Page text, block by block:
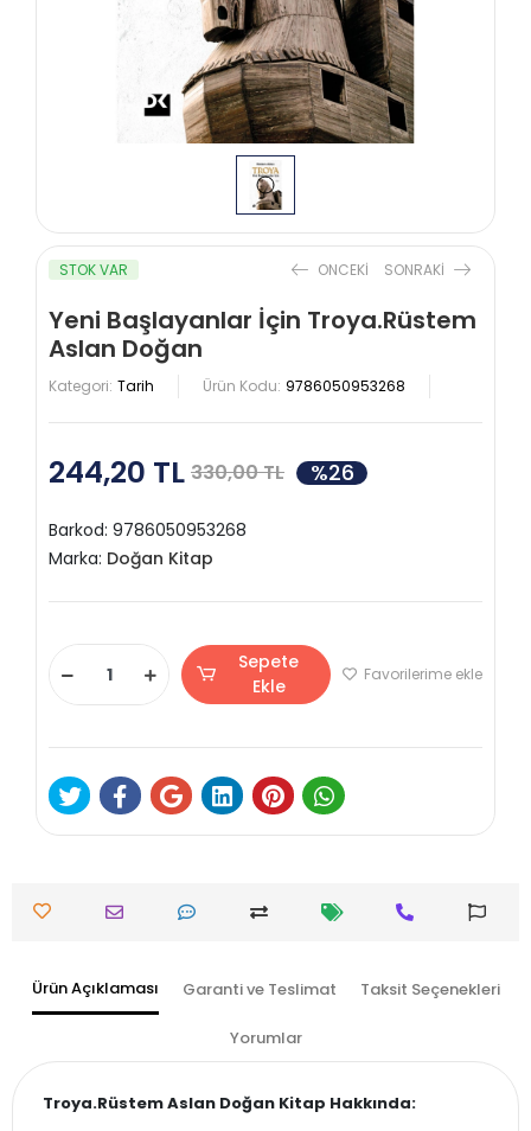
STOK VAR ONCEKI SONRAKI
Yeni Başlayanlar İçin Troya.Rüstem
Aslan Doğan
Kategori: Tarih Ürün Kodu: 9786050953268
244,20 TL 330,00 TL %26
Barkod: 9786050953268
Marka: Doğan Kitap
Sepete
Ekle
Favorilerime ekle
Ürün Açıklaması Garanti ve Teslimat Taksit Seçenekleri
Yorumlar
Troya.Rüstem Aslan Doğan Kitap Hakkında: